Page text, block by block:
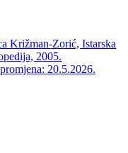
Križman-Zorić, Istarska
2005.
20.5.2026.